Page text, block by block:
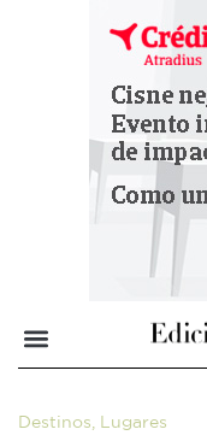
Destinos, Lugares